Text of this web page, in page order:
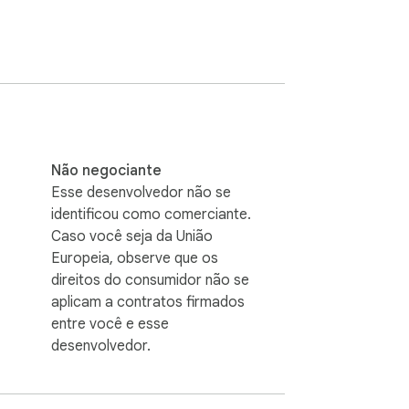
Não negociante
Esse desenvolvedor não se
identificou como comerciante.
Caso você seja da União
Europeia, observe que os
direitos do consumidor não se
aplicam a contratos firmados
entre você e esse
desenvolvedor.